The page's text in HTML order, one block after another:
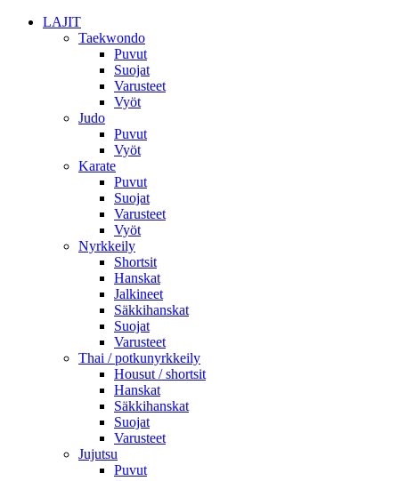
LAJIT
Taekwondo
Puvut
Suojat
Varusteet
Vyöt
Judo
Puvut
Vyöt
Karate
Puvut
Suojat
Varusteet
Vyöt
Nyrkkeily
Shortsit
Hanskat
Jalkineet
Säkkihanskat
Suojat
Varusteet
Thai / potkunyrkkeily
Housut / shortsit
Hanskat
Säkkihanskat
Suojat
Varusteet
Jujutsu
Puvut